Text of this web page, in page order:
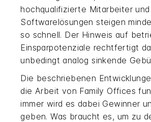
hochqualifizierte Mitarbeiter
Softwarelösungen steigen
so schnell. Der Hinweis auf
Einsparpotenziale rechtfertigt
unbedingt analog sinkende
Die beschriebenen
die Arbeit von Family Offices
immer wird es dabei Gewinner
geben. Was braucht es, um zu